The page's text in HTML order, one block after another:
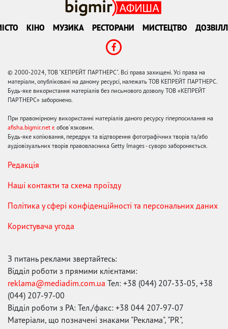
КІНО МУЗИКА РЕСТОРАНИ МИСТЕЦТВО
© 2000-2024, ТОВ "КЕПРЕЙТ ПАРТНЕРС". Всі права захищені. Усі права на
матеріали, опубліковані на даному ресурсі, належать ТОВ КЕПРЕЙТ ПАРТНЕРС.
Будь-яке використання матеріалів без письмового дозволу ТОВ «КЕПРЕЙТ
ПАРТНЕРС» заборонено.
При правомірному використанні матеріалів даного ресурсу гіперпосилання на
afisha.bigmir.net є обов'язковим.
Будь-яке копіювання, передрук та відтворення фотографічних творів та/або
аудіовізуальних творів правовласника Getty Images - суворо забороняється.
Редакція
Наші контакти та схема проїзду
Політика у сфері конфіденційності та персональних даних
Користувача угода
З питань реклами звертайтесь:
Відділ роботи з прямими клієнтами:
reklama@mediadim.com.ua Тел: +38 (044) 207-33-05, +38
(044) 207-97-00
Відділ роботи з РА: Тел./факс: +38 044 207-97-07
Матеріали, що позначені знаками "Реклама", "PR",